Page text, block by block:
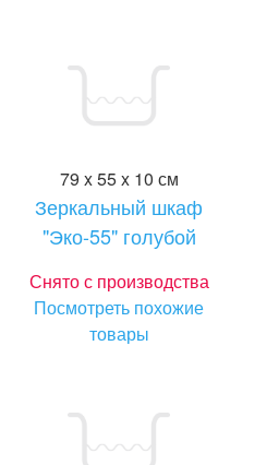
79 x 55 x 10 см
Зеркальный шкаф
"Эко-55" голубой
Снято с производства
Посмотреть похожие
товары